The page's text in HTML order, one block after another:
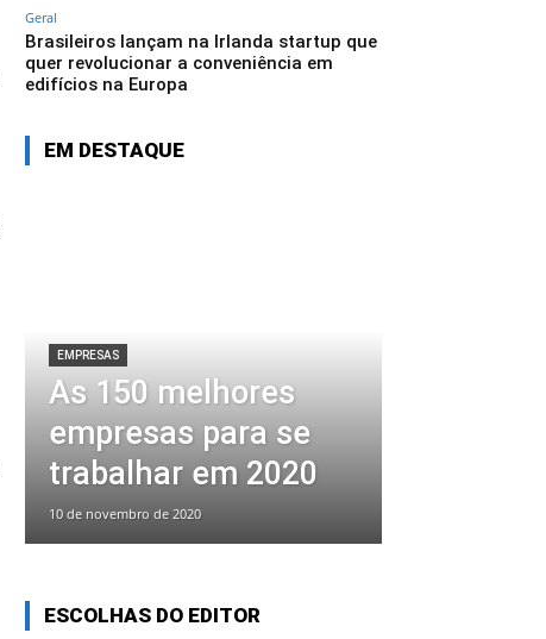
Geral
Brasileiros lançam na Irlanda startup que
quer revolucionar a conveniência em
edifícios na Europa
EM DESTAQUE
EMPRESAS
As 150 melhores
empresas para se
trabalhar em 2020
10 de novembro de 2020
ESCOLHAS DO EDITOR